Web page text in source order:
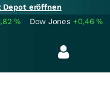
eröffnen
% Dow Jones +0,46%